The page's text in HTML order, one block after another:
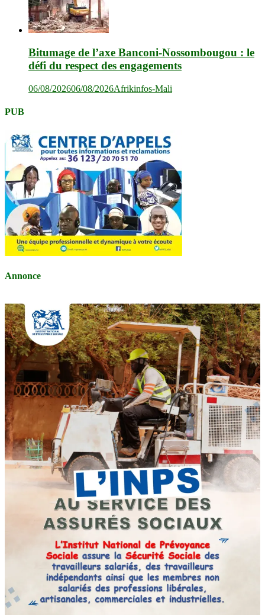
Bitumage de l’axe Banconi-Nossombougou : le
défi du respect des engagements
06/08/202606/08/2026Afrikinfos-Mali
PUB
Annonce